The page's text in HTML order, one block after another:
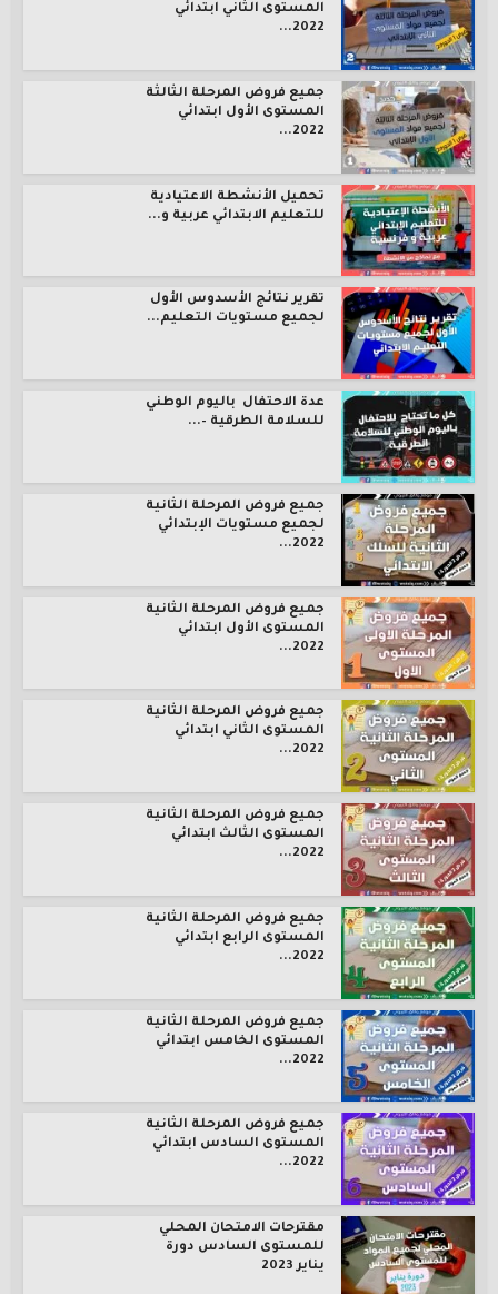
المستوى الثاني ابتدائي
2022...
جميع فروض المرحلة الثالثة
المستوى الأول ابتدائي
2022...
تحميل الأنشطة الاعتيادية
للتعليم الابتدائي عربية و...
تقرير نتائج الأسدوس الأول
لجميع مستويات التعليم...
عدة الاحتفال باليوم الوطني
للسلامة الطرقية –...
جميع فروض المرحلة الثانية
لجميع مستويات الإبتدائي
2022...
جميع فروض المرحلة الثانية
المستوى الأول ابتدائي
2022...
جميع فروض المرحلة الثانية
المستوى الثاني ابتدائي
2022...
جميع فروض المرحلة الثانية
المستوى الثالث ابتدائي
2022...
جميع فروض المرحلة الثانية
المستوى الرابع ابتدائي
2022...
جميع فروض المرحلة الثانية
المستوى الخامس ابتدائي
2022...
جميع فروض المرحلة الثانية
المستوى السادس ابتدائي
2022...
مقترحات الامتحان المحلي
للمستوى السادس دورة
يناير 2023